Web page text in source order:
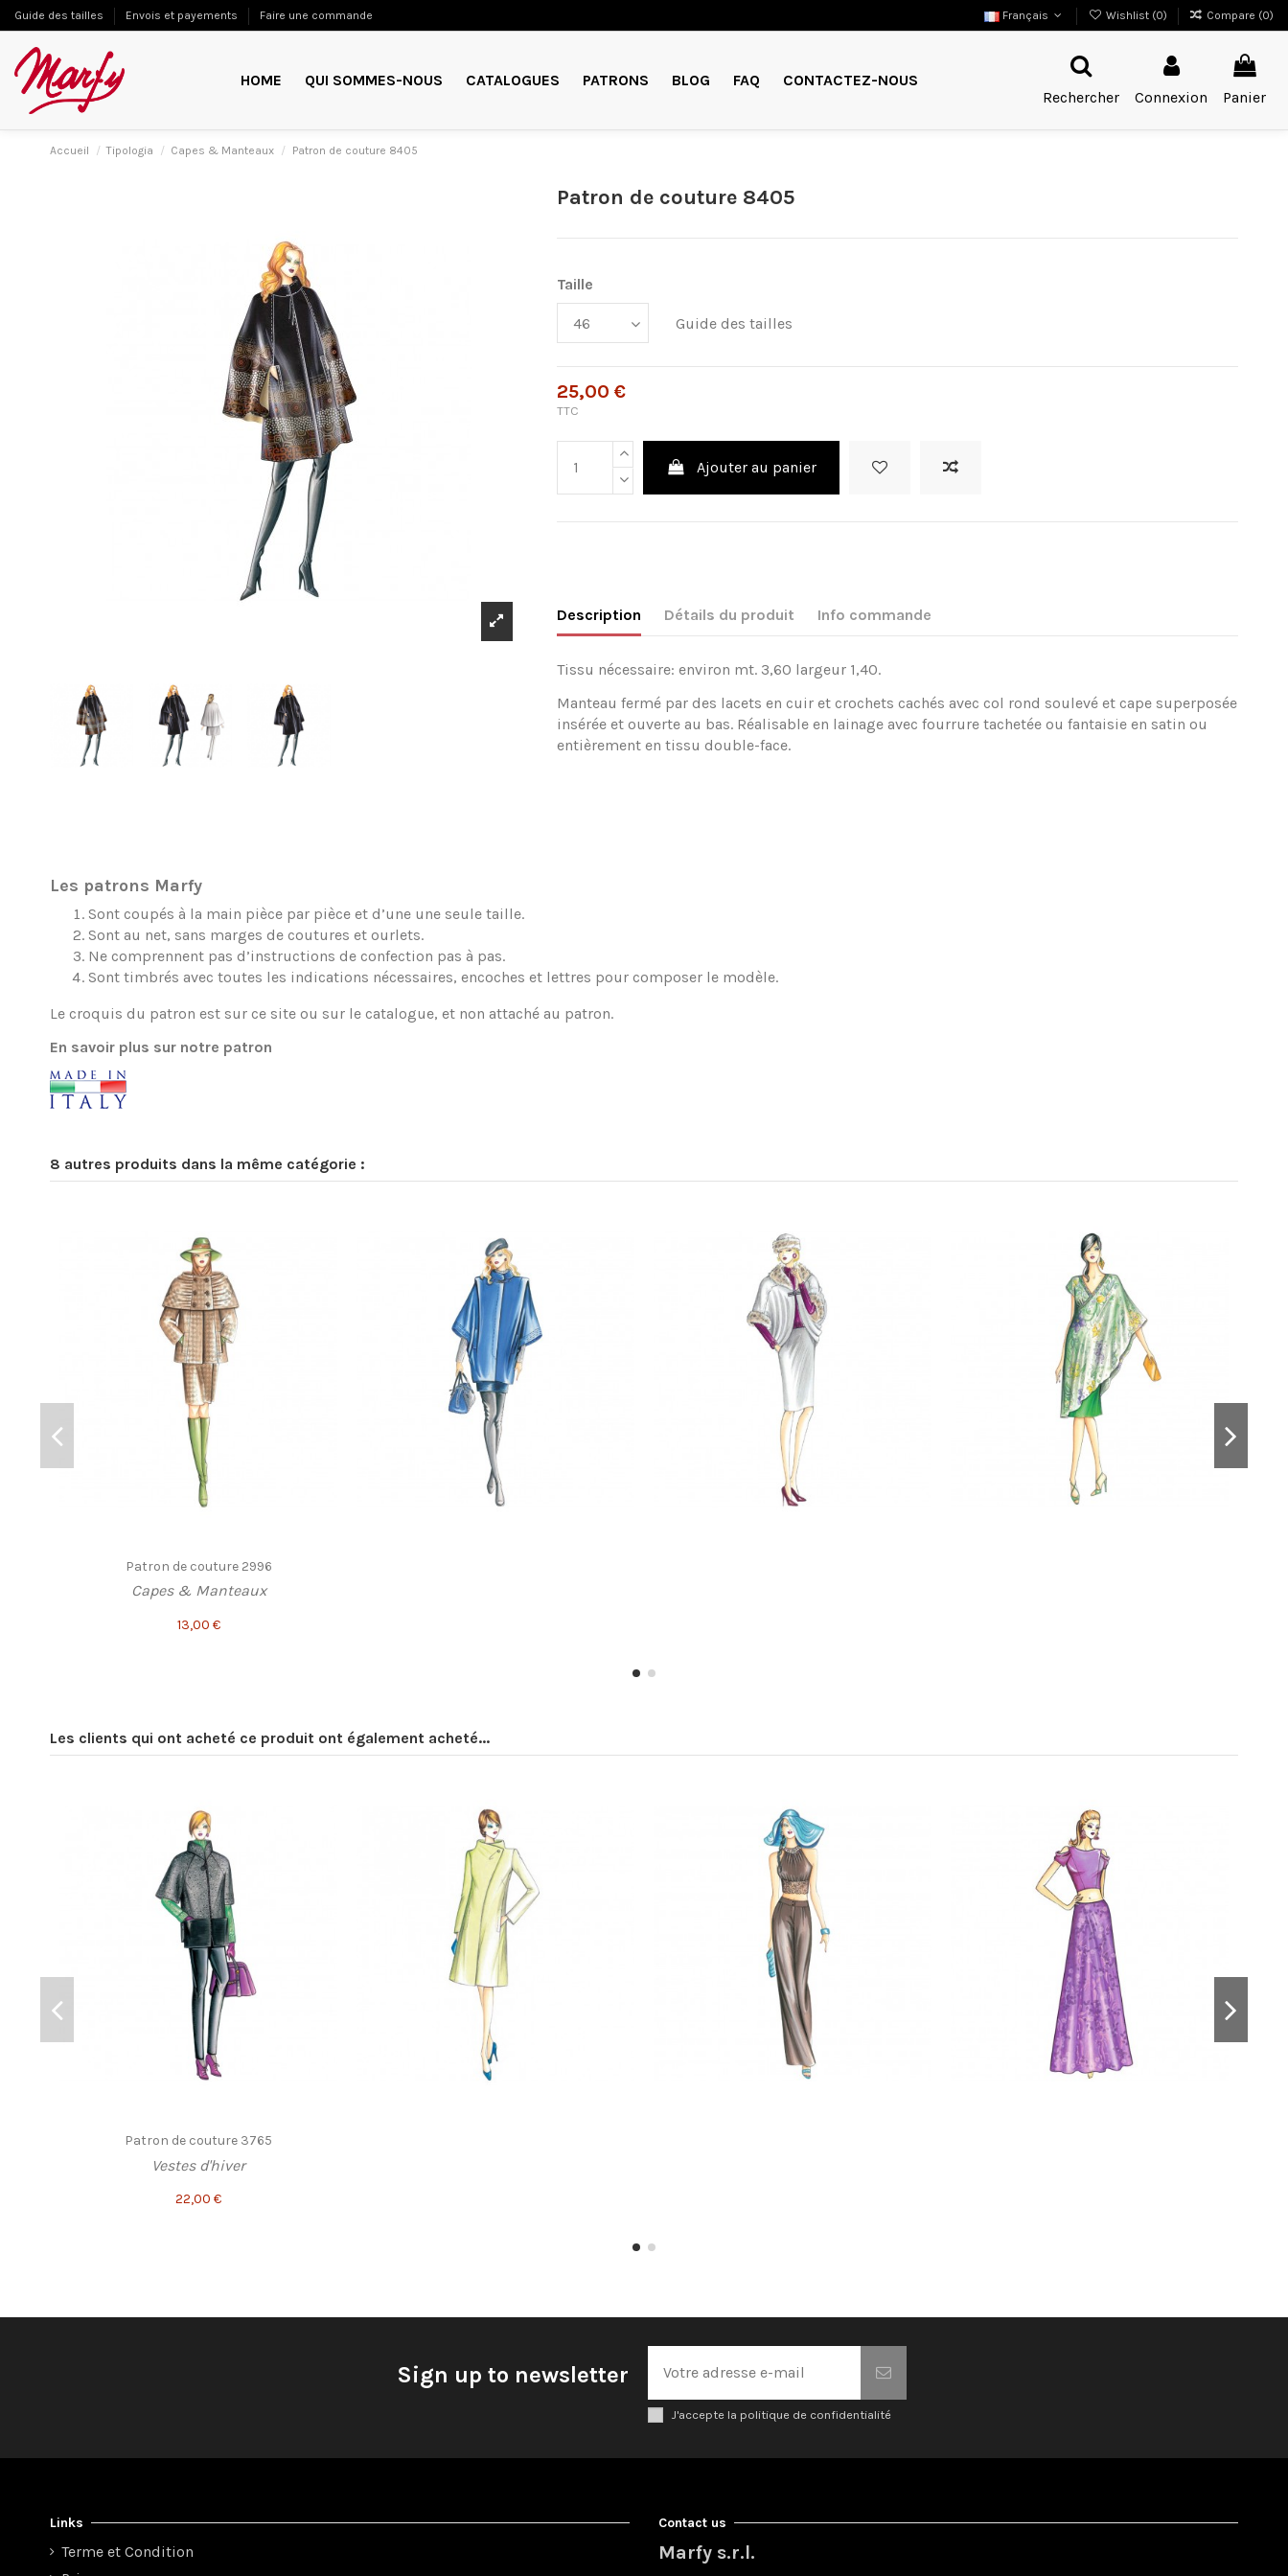
Guide des tailles Envois et payements Faire une commande Français Wishlist (0) Compare (0)
HOME QUI SOMMES-NOUS CATALOGUES PATRONS BLOG FAQ
CONTACTEZ-NOUS
Rechercher
Connexion Panier
Accueil Tipologia Capes & Manteaux Patron de couture 8405
Patron de couture 8405
Taille
Guide des tailles
25,00 €
TTC
Ajouter au panier
Description Détails du produit Info commande
Tissu nécessaire: environ mt. 3,60 largeur 1,40.
Manteau fermé par des lacets en cuir et crochets cachés avec col rond soulevé et cape superposée
insérée et ouverte au bas. Réalisable en lainage avec fourrure tachetée ou fantaisie en satin ou
entièrement en tissu double-face.
Les patrons Marfy
Sont coupés à la main pièce par pièce et d’une une seule taille.
Sont au net, sans marges de coutures et ourlets.
Ne comprennent pas d’instructions de confection pas à pas.
Sont timbrés avec toutes les indications nécessaires, encoches et lettres pour composer le modèle.
Le croquis du patron est sur ce site ou sur le catalogue, et non attaché au patron.
En savoir plus sur notre patron
8 autres produits dans la même catégorie :
Patron de couture 2996
Capes & Manteaux
13,00 €
Les clients qui ont acheté ce produit ont également acheté...
Patron de couture 3765
Vestes d'hiver
22,00 €
Sign up to newsletter
J'accepte la politique de confidentialité
Links
Terme et Condition
Contact us
Marfy s.r.l.